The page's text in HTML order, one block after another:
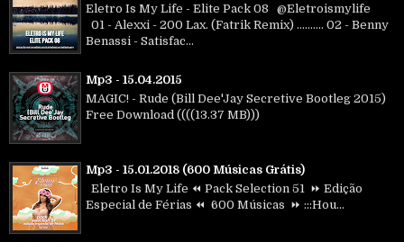
Eletro Is My Life - Elite Pack 08 @Eletroismylife
01 - Alexxi - 200 Lax. (Fatrik Remix) .......... 02 - Benny
Benassi - Satisfac...
Mp3 - 15.04.2015
MAGIC! - Rude (Bill Dee'Jay Secretive Bootleg 2015)
Free Download ((((13.37 MB)))
Mp3 - 15.01.2018 (600 Músicas Grátis)
Eletro Is My Life ⏪ Pack Selection 51 ⏩ Edição
Especial de Férias ⏪ 600 Músicas ⏩ :::Hou...